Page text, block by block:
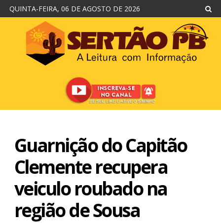
QUINTA-FEIRA, 06 DE AGOSTO DE 2026
Guarnição do Capitão
Clemente recupera
veiculo roubado na
região de Sousa